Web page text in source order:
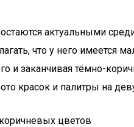
актуальными
что у него имеется
и заканчивая тёмно-
красок и палитры на
цветов